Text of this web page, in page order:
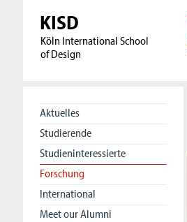
KISD
Köln International School
of Design
Aktuelles
Studierende
Studieninteressierte
Forschung
International
Meet our Alumni